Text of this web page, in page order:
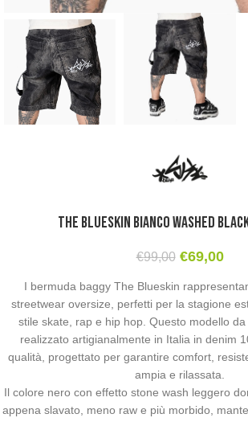
The Blueskin Bianco Washed
€99,00 €69,00
I bermuda baggy The Blueskin
streetwear oversize, perfetti per la stagione
stile skate, rap e hip hop. Questo modello
realizzato artigianalmente in Italia in denim
qualità, progettato per garantire comfort,
ampia e rilassata.
Il colore nero con effetto stone wash leggero
appena slavato, meno raw e più morbido,